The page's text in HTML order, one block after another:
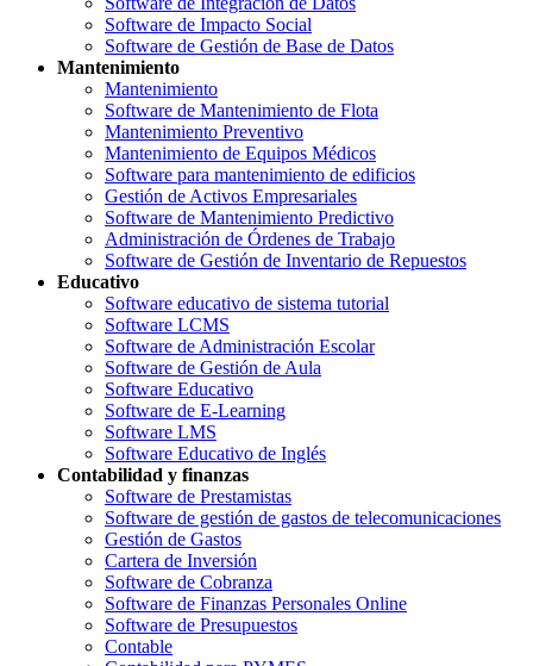
Software de Impacto Social
Software de Gestión de Base de Datos
Mantenimiento
Mantenimiento
Software de Mantenimiento de Flota
Mantenimiento Preventivo
Mantenimiento de Equipos Médicos
Software para mantenimiento de edificios
Gestión de Activos Empresariales
Software de Mantenimiento Predictivo
Administración de Órdenes de Trabajo
Software de Gestión de Inventario de Repuestos
Educativo
Software educativo de sistema tutorial
Software LCMS
Software de Administración Escolar
Software de Gestión de Aula
Software Educativo
Software de E-Learning
Software LMS
Software Educativo de Inglés
Contabilidad y finanzas
Software de Prestamistas
Software de gestión de gastos de telecomunicaciones
Gestión de Gastos
Cartera de Inversión
Software de Cobranza
Software de Finanzas Personales Online
Software de Presupuestos
Contable